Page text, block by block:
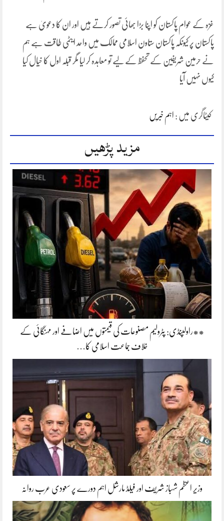
غزہ کے عوام پاکستان کو اپنا بڑا بھائی تصور کرتے ہیں اور ان کا دعویٰ ہے
پاکستان پر کیونکہ پاکستان ستاون اسلامی ممالک میں واحد ایٹمی طاقت ہے ہم
نے حرمین شریفین کے تحفظ کے لیے تو معاہدہ کر لیا مگر قبلہ اول کا خیال کیا
کیوں نہیں آیا
کیٹاگری میں : اہم خبریں
مزید پڑھیں
**راولپنڈی: پٹرولیم مصنوعات کی قیمتوں میں اضافے اور مہنگائی کے
خلاف جماعت اسلامی کا…
وزیر اعظم شہباز شریف اور فیلڈ مارشل اہم دورے پر سعودی عرب روانہ